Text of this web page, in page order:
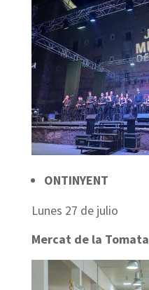
ONTINYENT
Lunes 27 de julio
Mercat de la Tomata